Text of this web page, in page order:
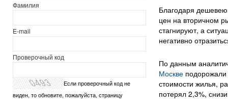
Благодаря
цен на вторичном
стагнируют, а
негативно
По данным
Москвеподорожали
стоимости жилья,
потерял 2,3%,
Фамилия
E-mail
Проверочный код
Если проверочный код не
виден, то обновите, пожалуйста, страницу